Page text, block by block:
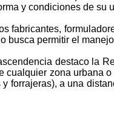
y condiciones de su
fabricantes,
busca permitir el
destaco la
zona urbana
a una